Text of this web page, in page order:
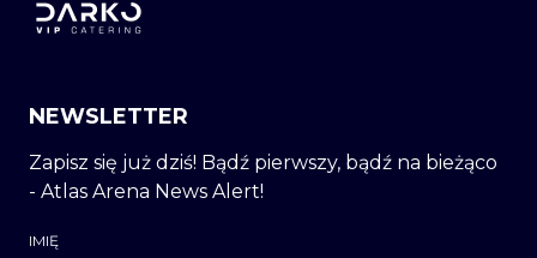
NEWSLETTER
Zapisz się już dziś! Bądź pierwszy, bądź na bieżąco
- Atlas Arena News Alert!
IMIĘ